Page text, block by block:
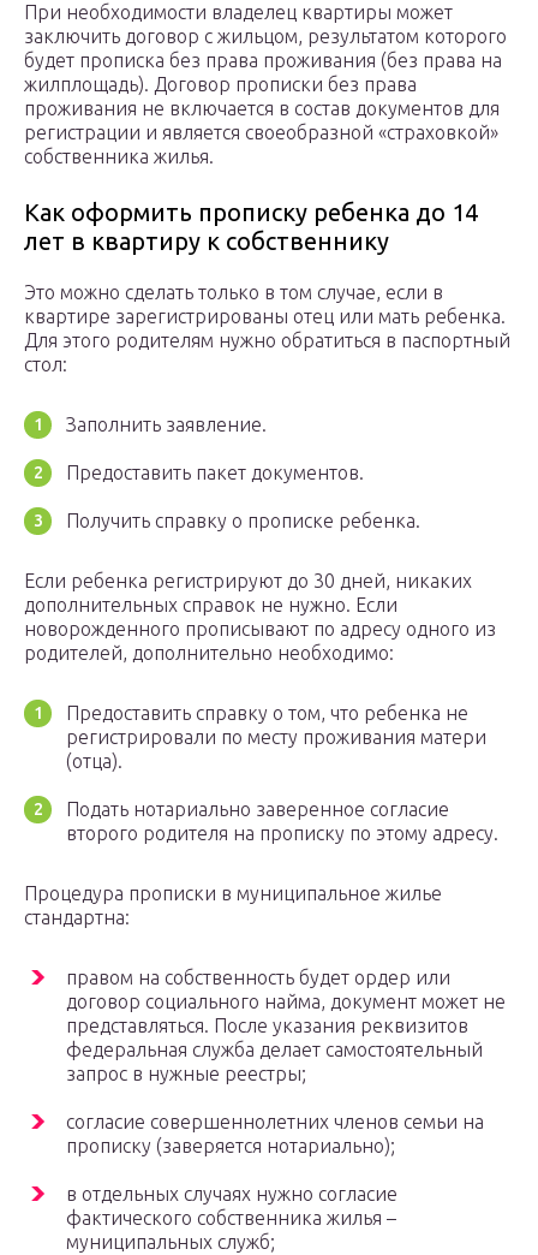
При необходимости владелец квартиры может
заключить договор с жильцом, результатом которого
будет прописка без права проживания (без права на
жилплощадь). Договор прописки без права
проживания не включается в состав документов для
регистрации и является своеобразной «страховкой»
собственника жилья.
Как оформить прописку ребенка до 14
лет в квартиру к собственнику
Это можно сделать только в том случае, если в
квартире зарегистрированы отец или мать ребенка.
Для этого родителям нужно обратиться в паспортный
стол:
Заполнить заявление.
Предоставить пакет документов.
Получить справку о прописке ребенка.
Если ребенка регистрируют до 30 дней, никаких
дополнительных справок не нужно. Если
новорожденного прописывают по адресу одного из
родителей, дополнительно необходимо:
Предоставить справку о том, что ребенка не
регистрировали по месту проживания матери
(отца).
Подать нотариально заверенное согласие
второго родителя на прописку по этому адресу.
Процедура прописки в муниципальное жилье
стандартна:
правом на собственность будет ордер или
договор социального найма, документ может не
представляться. После указания реквизитов
федеральная служба делает самостоятельный
запрос в нужные реестры;
согласие совершеннолетних членов семьи на
прописку (заверяется нотариально);
в отдельных случаях нужно согласие
фактического собственника жилья –
муниципальных служб;